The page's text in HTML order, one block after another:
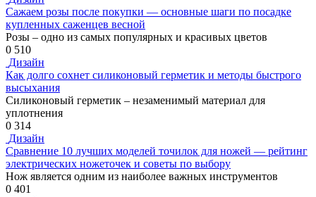
Сажаем розы после покупки — основные шаги по посадке
купленных саженцев весной
Розы – одно из самых популярных и красивых цветов
0 510
Дизайн
Как долго сохнет силиконовый герметик и методы быстрого
высыхания
Силиконовый герметик – незаменимый материал для
уплотнения
0 314
Дизайн
Сравнение 10 лучших моделей точилок для ножей — рейтинг
электрических ножеточек и советы по выбору
Нож является одним из наиболее важных инструментов
0 401